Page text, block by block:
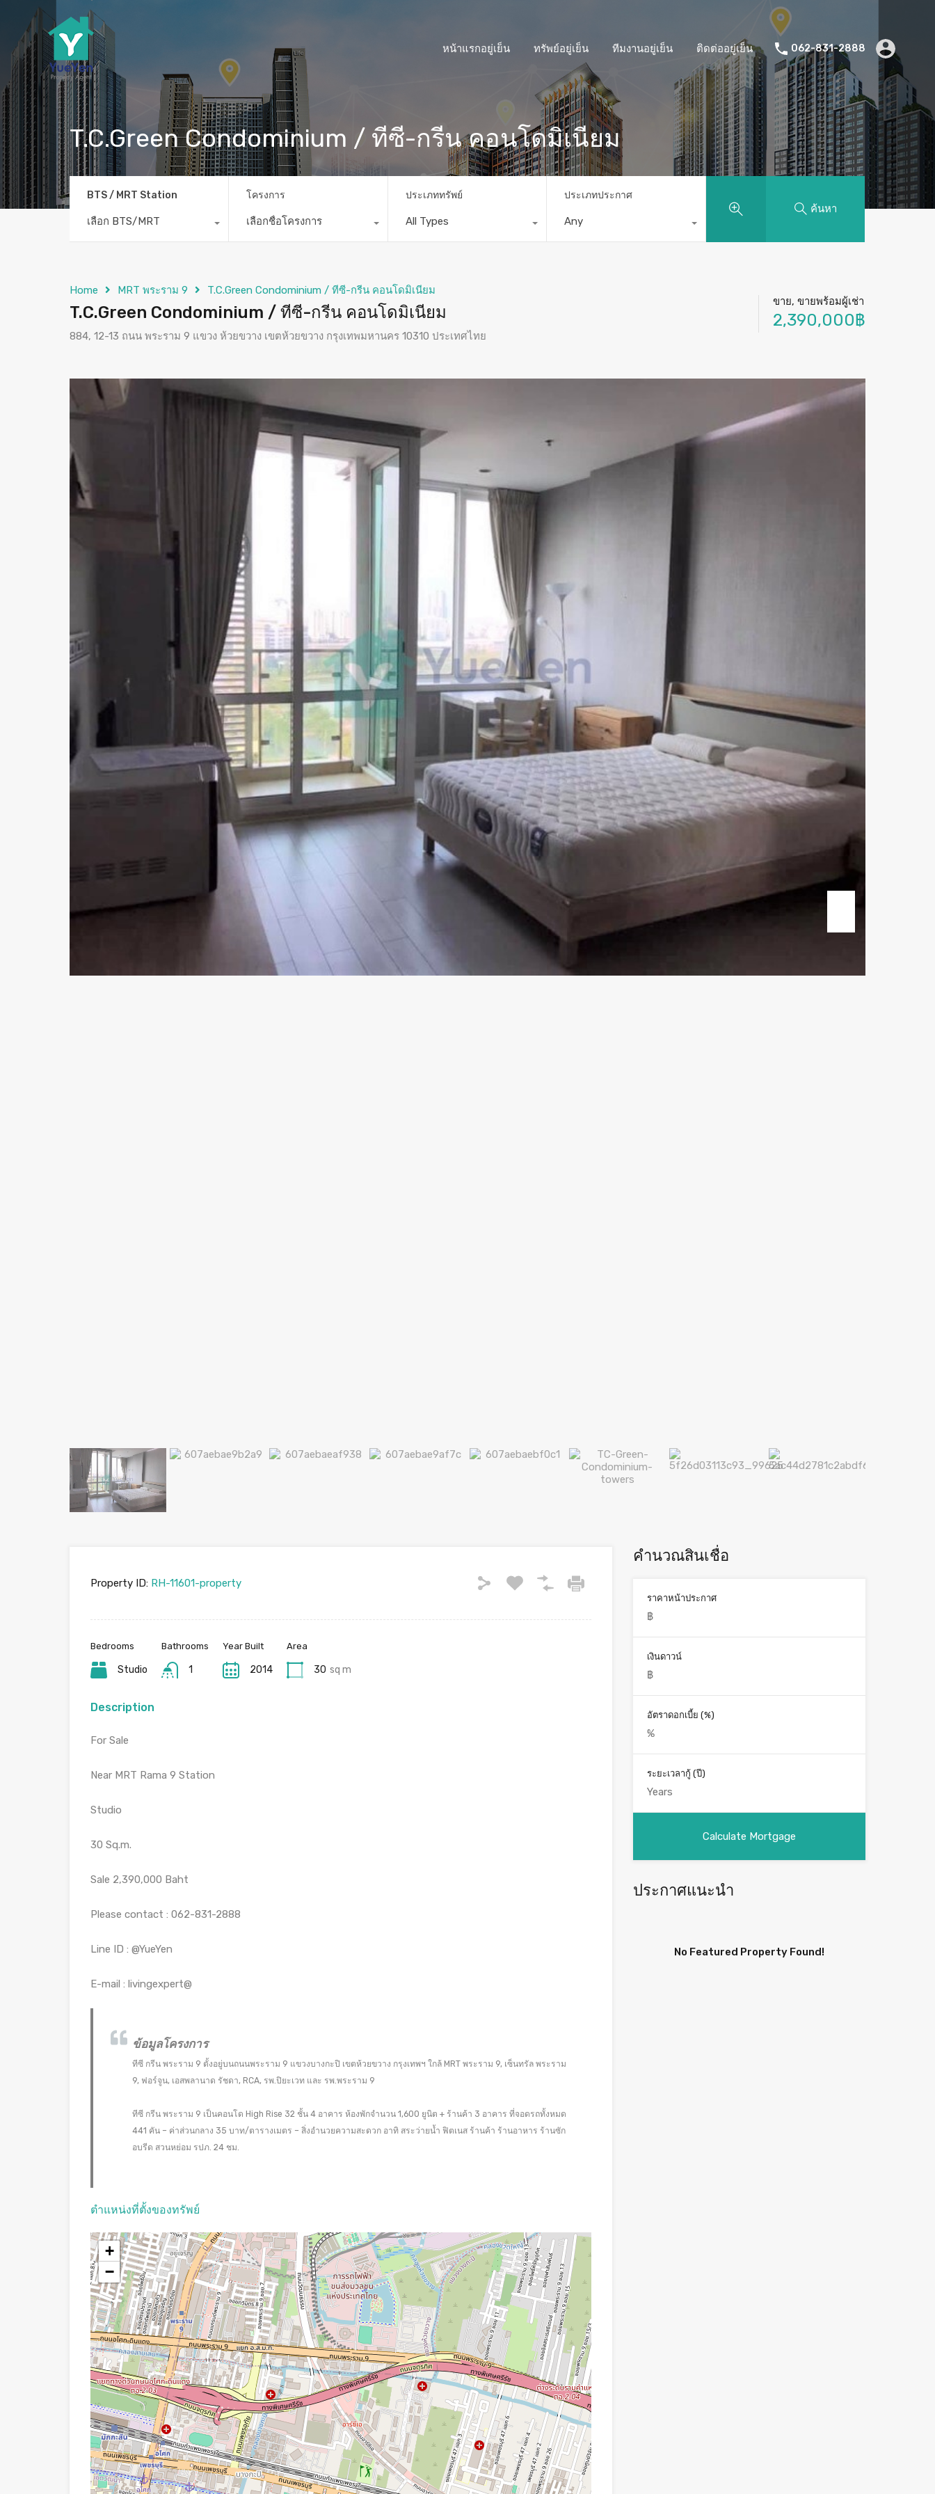
หน้าแรกอยู่เย็น ทรัพย์อยู่เย็น ทีมงานอยู่เย็น ติดต่ออยู่เย็น 062-831-2888
T.C.Green Condominium / ทีซี-กรีน คอนโดมิเนียม
BTS / MRT Station
เลือก BTS/MRT
โครงการ
เลือกชื่อโครงการ
ประเภททรัพย์
All Types
ประเภทประกาศ
Any
ค้นหา
Home MRT พระราม 9 T.C.Green Condominium / ทีซี-กรีน คอนโดมิเนียม
T.C.Green Condominium / ทีซี-กรีน คอนโดมิเนียม
884, 12-13 ถนน พระราม 9 แขวง ห้วยขวาง เขตห้วยขวาง กรุงเทพมหานคร 10310 ประเทศไทย
ขาย, ขายพร้อมผู้เช่า
2,390,000฿
Property ID: RH-11601-property
Bedrooms
Studio
Bathrooms
1
Year Built
2014
Area
30 sq m
Description
For Sale
Near MRT Rama 9 Station
Studio
30 Sq.m.
Sale 2,390,000 Baht
Please contact : 062-831-2888
Line ID : @YueYen
E-mail : livingexpert@
ข้อมูลโครงการ
ทีซี กรีน พระราม 9 ตั้งอยู่บนถนนพระราม 9 แขวงบางกะปิ เขตห้วยขวาง กรุงเทพฯ ใกล้ MRT พระราม 9, เซ็นทรัล พระราม
9, ฟอร์จูน, เอสพลานาด รัชดา, RCA, รพ.ปิยะเวท และ รพ.พระราม 9
ทีซี กรีน พระราม 9 เป็นคอนโด High Rise 32 ชั้น 4 อาคาร ห้องพักจำนวน 1,600 ยูนิต + ร้านค้า 3 อาคาร ที่จอดรถทั้งหมด
441 คัน – ค่าส่วนกลาง 35 บาท/ตารางเมตร – สิ่งอำนวยความสะดวก อาทิ สระว่ายน้ำ ฟิตเนส ร้านค้า ร้านอาหาร ร้านซัก
อบรีด สวนหย่อม รปภ. 24 ชม.
ตำแหน่งที่ตั้งของทรัพย์
+
−
คำนวณสินเชื่อ
ราคาหน้าประกาศ
เงินดาวน์
อัตราดอกเบี้ย (%)
ระยะเวลากู้ (ปี)
ประกาศแนะนำ
No Featured Property Found!